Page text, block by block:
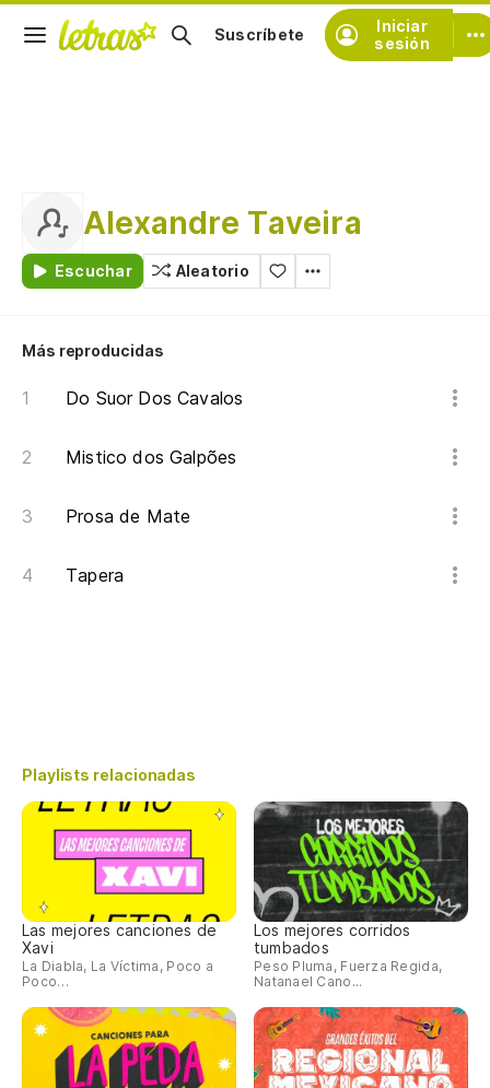
Iniciar
sesión
Suscríbete
Alexandre Taveira
Escuchar Aleatorio
Más reproducidas
Do Suor Dos Cavalos
Mistico dos Galpões
Prosa de Mate
Tapera
Playlists relacionadas
Las mejores canciones de
Xavi
La Diabla, La Víctima, Poco a
Poco…
Los mejores corridos
tumbados
Peso Pluma, Fuerza Regida,
Natanael Cano...